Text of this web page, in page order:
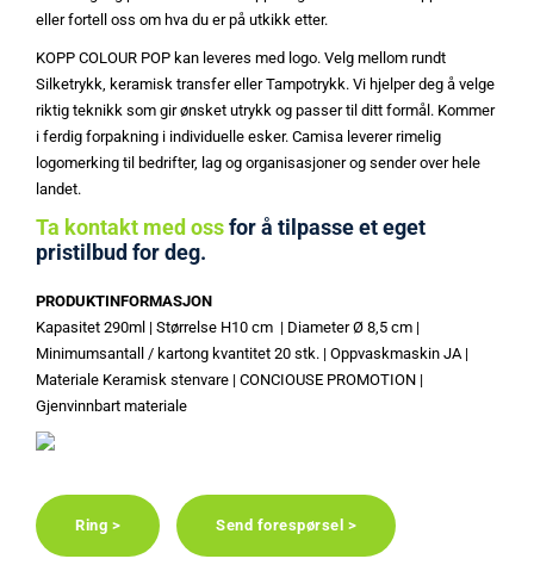
eller fortell oss om hva du er på utkikk etter.
KOPP COLOUR POP kan leveres med logo. Velg mellom rundt
Silketrykk, keramisk transfer eller Tampotrykk. Vi hjelper deg å velge
riktig teknikk som gir ønsket utrykk og passer til ditt formål. Kommer
i ferdig forpakning i individuelle esker. Camisa leverer rimelig
logomerking til bedrifter, lag og organisasjoner og sender over hele
landet.
Ta kontakt med ossfor å tilpasse et eget
pristilbud for deg.
PRODUKTINFORMASJON
Kapasitet 290ml | Størrelse H10 cm | Diameter Ø 8,5 cm |
Minimumsantall / kartong kvantitet 20 stk. | Oppvaskmaskin JA |
Materiale Keramisk stenvare | CONCIOUSE PROMOTION |
Gjenvinnbart materiale
Ring > Send forespørsel >